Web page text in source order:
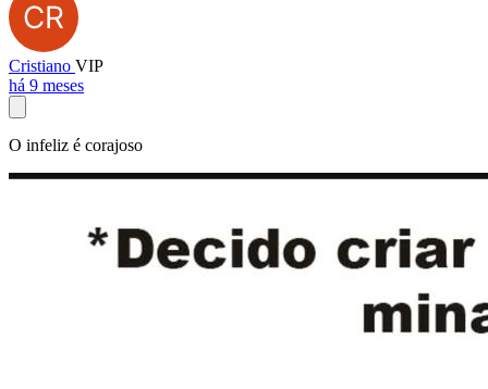
Cristiano VIP
há 9 meses
O infeliz é corajoso